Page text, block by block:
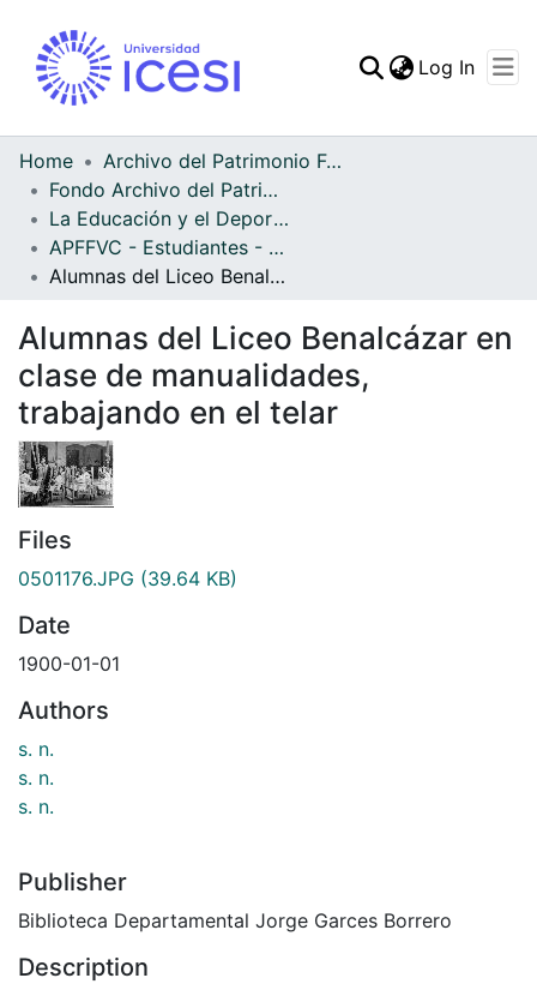
Log In
Home
Archivo del Patrimonio Fotográfico y Fílmico del Valle del Cauca
Fondo Archivo del Patrimonio Fotográfico y Fílmico del Valle del Cauca
La Educación y el Deporte
APFFVC - Estudiantes - Patrimonial
Alumnas del Liceo Benalcázar en clase de manualidades, trabajando en el telar
Alumnas del Liceo Benalcázar en
clase de manualidades,
trabajando en el telar
Files
0501176.JPG (39.64 KB)
Date
1900-01-01
Authors
s. n.
s. n.
s. n.
Publisher
Biblioteca Departamental Jorge Garces Borrero
Description